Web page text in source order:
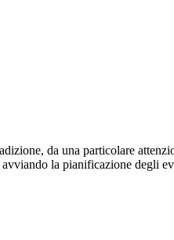
da una particolare
la pianificazione degli